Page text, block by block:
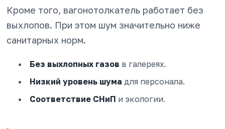
Кроме того, вагонотолкатель работает без
выхлопов. При этом шум значительно ниже
санитарных норм.
Без выхлопных газов в галереях.
Низкий уровень шума для персонала.
Соответствие СНиП и экологии.